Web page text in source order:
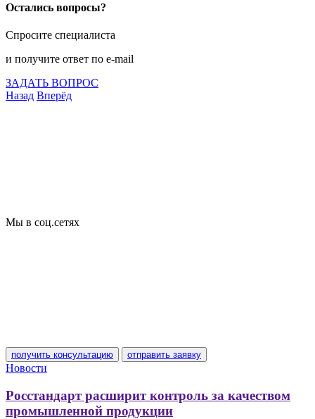
Остались вопросы?
Спросите специалиста
и получите ответ по e-mail
ЗАДАТЬ ВОПРОС
Назад Вперёд
Мы в соц.сетях
получить консультацию отправить заявку
Новости
Росстандарт расширит контроль за качеством
промышленной продукции